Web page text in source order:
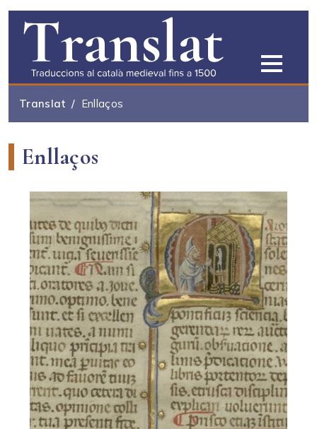
Vés al contingut
Translat Enllaços
Enllaços